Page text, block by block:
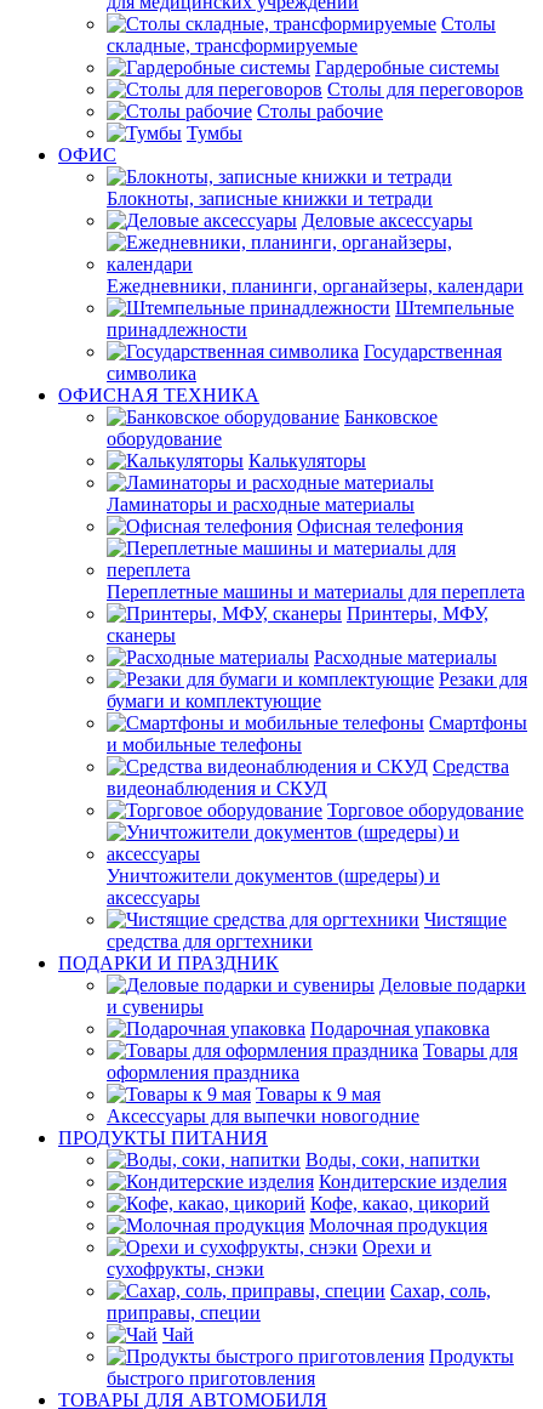
Столы
складные, трансформируемые
Гардеробные системы
Столы для переговоров
Столы рабочие
Тумбы
ОФИС
Блокноты, записные книжки и тетради
Деловые аксессуары
Ежедневники, планинги, органайзеры, календари
Штемпельные
принадлежности
Государственная
символика
ОФИСНАЯ ТЕХНИКА
Банковское
оборудование
Калькуляторы
Ламинаторы и расходные материалы
Офисная телефония
Переплетные машины и материалы для переплета
Принтеры, МФУ,
сканеры
Расходные материалы
Резаки для
бумаги и комплектующие
Смартфоны
и мобильные телефоны
Средства
видеонаблюдения и СКУД
Торговое оборудование
Уничтожители документов (шредеры) и
аксессуары
Чистящие
средства для оргтехники
ПОДАРКИ И ПРАЗДНИК
Деловые подарки
и сувениры
Подарочная упаковка
Товары для
оформления праздника
Товары к 9 мая
Аксессуары для выпечки новогодние
ПРОДУКТЫ ПИТАНИЯ
Воды, соки, напитки
Кондитерские изделия
Кофе, какао, цикорий
Молочная продукция
Орехи и
сухофрукты, снэки
Сахар, соль,
приправы, специи
Чай
Продукты
быстрого приготовления
ТОВАРЫ ДЛЯ АВТОМОБИЛЯ